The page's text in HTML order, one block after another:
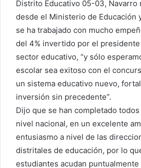
Distrito Educativo 05-03, Navarro
desde el Ministerio de Educación
se ha trabajado con mucho
del 4% invertido por el
sector educativo, “y sólo
escolar sea exitoso con el
un sistema educativo nuevo,
inversión sin precedente”.
Dijo que se han completado
nivel nacional, en un excelente
entusiasmo a nivel de las
distritales de educación, por lo
estudiantes acudan